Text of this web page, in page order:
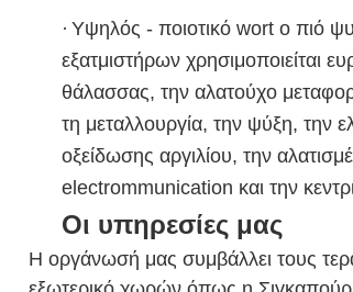
· Υψηλός - ποιοτικό wort ο πιό
εξατμιστήρων χρησιμοποιείται
θάλασσας, την αλατούχο
τη μεταλλουργία, την ψύξη, την
οξείδωσης αργιλίου, την
electrommunication και την
Οι υπηρεσίες μας
Η οργάνωσή μας συμβάλλει τους